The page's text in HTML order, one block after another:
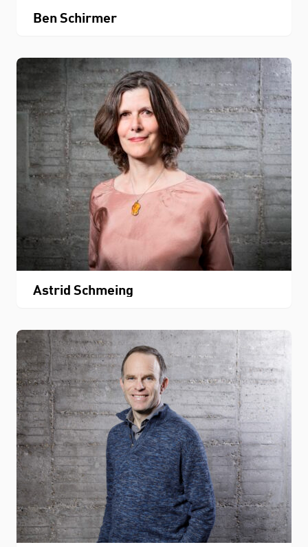
Ben Schirmer
Astrid Schmeing